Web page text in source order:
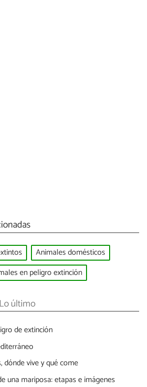
Animales domésticos
en peligro extinción
Lo último
de extinción
dónde vive y qué come
una mariposa: etapas e imágenes